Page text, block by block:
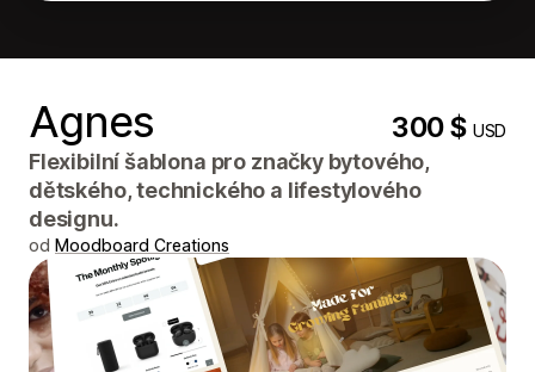
Agnes 300 $USD
Flexibilní šablona pro značky bytového,
dětského, technického a lifestylového
designu.
od Moodboard Creations